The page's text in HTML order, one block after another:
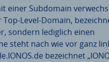
einer Subdomain
Level-Domain,
sondern lediglich einen
steht nach wie vor ganz
be­zeich­net